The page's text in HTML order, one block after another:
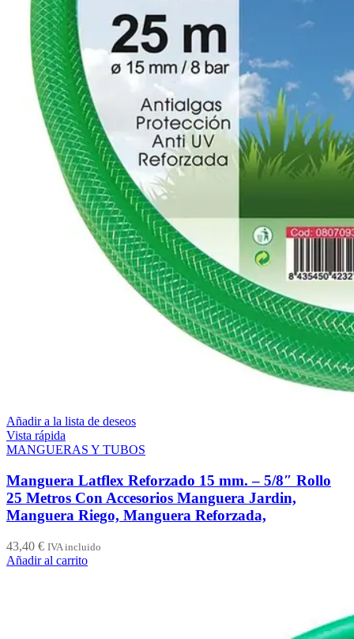
Añadir a la lista de deseos
Vista rápida
MANGUERAS Y TUBOS
Manguera Latflex Reforzado 15 mm. – 5/8″ Rollo
25 Metros Con Accesorios Manguera Jardin,
Manguera Riego, Manguera Reforzada,
43,40 € IVA incluido
Añadir al carrito